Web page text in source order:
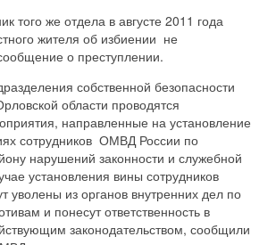
того же отдела в августе 2011 года
жителя об избиении не
о преступлении.
собственной безопасности
области проводятся
направленные на установление
сотрудников ОМВД России по
нарушений законности и служебной
установления вины сотрудников
уволены из органов внутренних дел по
и понесут ответственность в
законодательством, сообщили